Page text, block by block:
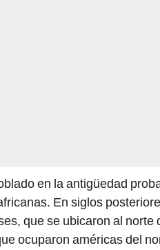
en la antigüedad
En siglos
que se ubicaron al norte
ocuparon américas del